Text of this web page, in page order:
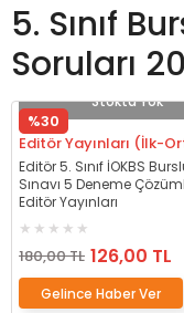
5. Sınıf
Soruları
Stokta Yok
%30
Editör 5. Sınıf İOKBS
Sınavı 5 Deneme
Editör Yayınları
180,00 TL 126,00 TL
Gelince Haber Ver